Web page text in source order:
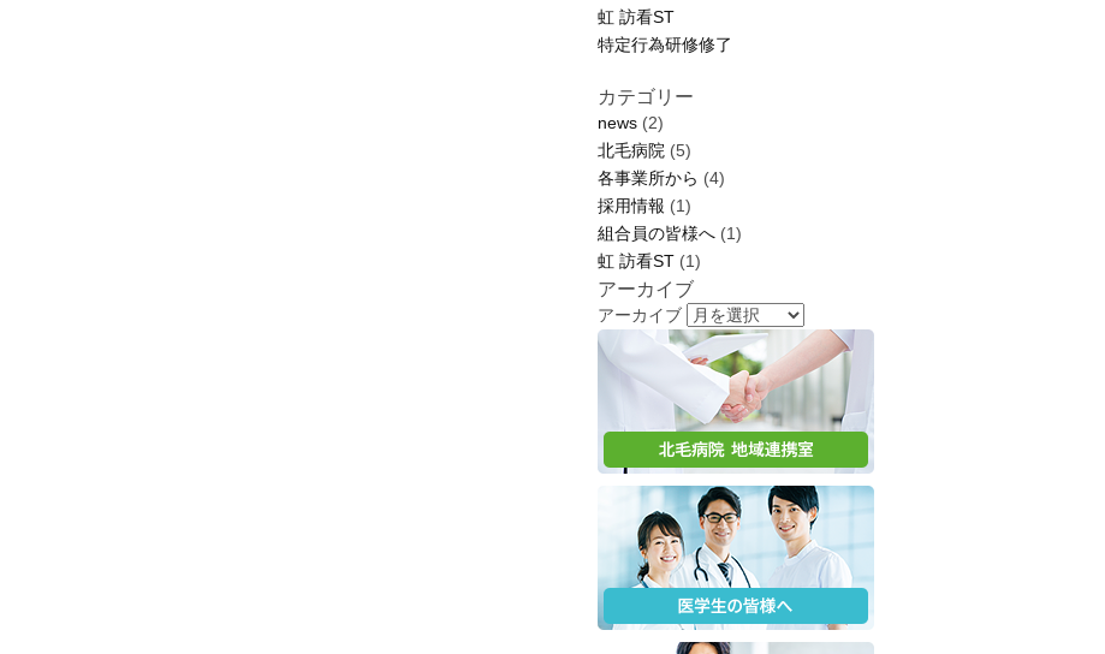
虹 訪看ST
特定行為研修修了
カテゴリー
news (2)
北毛病院 (5)
各事業所から (4)
採用情報 (1)
組合員の皆様へ (1)
虹 訪看ST (1)
アーカイブ
アーカイブ